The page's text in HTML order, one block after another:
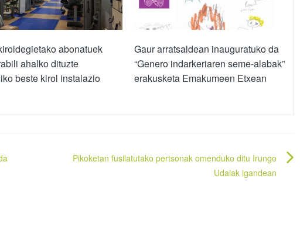
abonatuek
ahalko dituzte
beste kirol instalazio
Gaur arratsaldean inauguratuko da
“Genero indarkeriaren seme-alabak”
erakusketa Emakumeen Etxean
Pikoketan fusilatutako pertsonak omenduko ditu Irungo
Udalak igandean